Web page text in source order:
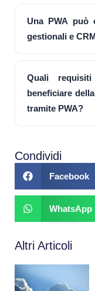
Una PWA può
gestionali e
Quali
beneficiare
tramite PWA?
Condividi
Facebook
WhatsApp
Altri Articoli